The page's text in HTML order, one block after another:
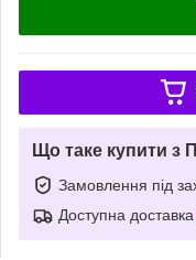
Що таке купити з
Замовлення під
Доступна доставка